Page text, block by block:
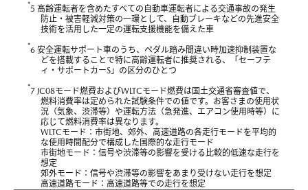
*5 高齢運転者を含めたすべての自動車運転者による交通事故の発生
防止・被害軽減対策の一環として、自動ブレーキなどの先進安全
技術を活用した一定の運転支援機能を備えた車
*6 安全運転サポート車のうち、ペダル踏み間違い時加速抑制装置な
どを搭載することで特に高齢運転者に推奨される、「セーフテ
ィ・サポートカーS」の区分のひとつ
*7 JC08モード燃費およびWLTCモード燃費は国土交通省審査値で、
燃料消費率は定められた試験条件での値です。お客さまの使用状
況（気象、渋滞等）や運転方法（急発進、エアコン使用時等）に
応じて燃料消費率は異なります。
WLTCモード：市街地、郊外、高速道路の各走行モードを平均的
な使用時間配分で構成した国際的な走行モード
市街地モード：信号や渋滞等の影響を受ける比較的低速な走行を
想定
郊外モード：信号や渋滞等の影響をあまり受けない走行を想定
高速道路モード：高速道路等での走行を想定